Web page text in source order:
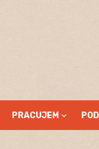
PRACUJEM